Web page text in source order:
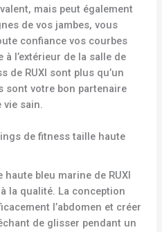
mais peut également
de vos jambes, vous
confiance vos courbes
l’extérieur de la salle de
de RUXI sont plus qu’un
sont votre bon partenaire
sain.
de fitness taille haute
bleu marine de RUXI
la qualité. La conception
l’abdomen et créer
de glisser pendant un